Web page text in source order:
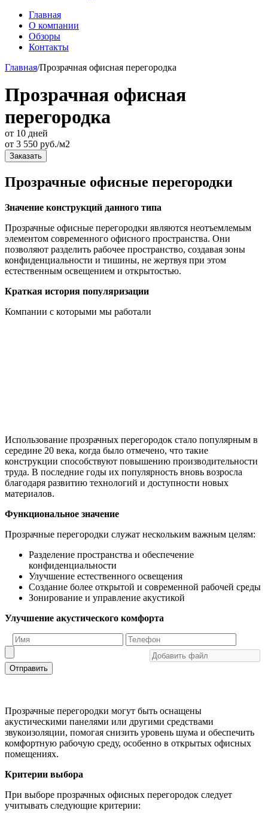
Главная
О компании
Обзоры
Контакты
Главная/Прозрачная офисная перегородка
Прозрачная офисная
перегородка
от 10 дней
от 3 550 руб./м2
Заказать
Прозрачные офисные перегородки
Значение конструкций данного типа
Прозрачные офисные перегородки являются неотъемлемым
элементом современного офисного пространства. Они
позволяют разделить рабочее пространство, создавая зоны
конфиденциальности и тишины, не жертвуя при этом
естественным освещением и открытостью.
Краткая история популяризации
Компании с которыми мы работали
Использование прозрачных перегородок стало популярным в
середине 20 века, когда было отмечено, что такие
конструкции способствуют повышению производительности
труда. В последние годы их популярность вновь возросла
благодаря развитию технологий и доступности новых
материалов.
Функциональное значение
Прозрачные перегородки служат нескольким важным целям:
Разделение пространства и обеспечение
конфиденциальности
Улучшение естественного освещения
Создание более открытой и современной рабочей среды
Зонирование и управление акустикой
Улучшение акустического комфорта
Отправить
Прозрачные перегородки могут быть оснащены
акустическими панелями или другими средствами
звукоизоляции, помогая снизить уровень шума и обеспечить
комфортную рабочую среду, особенно в открытых офисных
помещениях.
Критерии выбора
При выборе прозрачных офисных перегородок следует
учитывать следующие критерии: